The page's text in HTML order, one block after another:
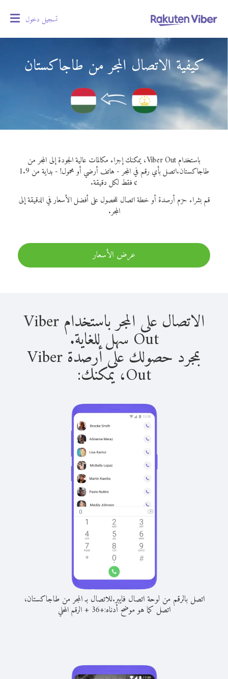
تسجيل دخول
كيفية الاتصال المجر من طاجاكستان
باستخدام Viber Out، يمكنك إجراء مكالمات عالية الجودة إلى المجر من
طاجاكستان.
اتصل بأي رقم في المجر - هاتف أرضي أو محمول! - بداية من 1.9
¢ فقط لكل دقيقة.
قم بشراء حزم أرصدة أو خطة اتصال للحصول على أفضل الأسعار في الدقيقة إلى
المجر.
عرض الأسعار
الاتصال على المجر باستخدام Viber
Out سهل للغاية.
بمجرد حصولك على أرصدة Viber
Out، يمكنك:
اتصل بالرقم من لوحة اتصال فايبر.للاتصال بـ المجر من طاجاكستان،
اتصل كما هو موضح أدناه:+
36
+الرقم المحلي